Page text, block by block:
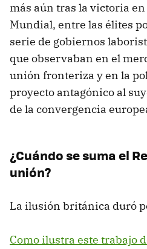
más aún tras la victoria
Mundial, entre las élites
serie de gobiernos
que observaban en el
unión fronteriza y en la
proyecto antagónico al
de la convergencia
¿Cuándo se suma el
unión?
La ilusión británica duró
Como ilustra este trabajo